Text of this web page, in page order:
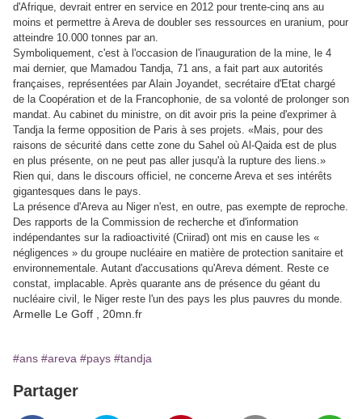
d'Afrique, devrait entrer en service en 2012 pour trente-cinq ans au
moins et permettre à Areva de doubler ses ressources en uranium, pour
atteindre 10.000 tonnes par an.
Symboliquement, c'est à l'occasion de l'inauguration de la mine, le 4
mai dernier, que Mamadou Tandja, 71 ans, a fait part aux autorités
françaises, représentées par Alain Joyandet, secrétaire d'Etat chargé
de la Coopération et de la Francophonie, de sa volonté de prolonger son
mandat. Au cabinet du ministre, on dit avoir pris la peine d'exprimer à
Tandja la ferme opposition de Paris à ses projets. «Mais, pour des
raisons de sécurité dans cette zone du Sahel où Al-Qaida est de plus
en plus présente, on ne peut pas aller jusqu'à la rupture des liens.»
Rien qui, dans le discours officiel, ne concerne Areva et ses intérêts
gigantesques dans le pays.
La présence d'Areva au Niger n'est, en outre, pas exempte de reproche.
Des rapports de la Commission de recherche et d'information
indépendantes sur la radioactivité (Criirad) ont mis en cause les «
négligences » du groupe nucléaire en matière de protection sanitaire et
environnementale. Autant d'accusations qu'Areva dément. Reste ce
constat, implacable. Après quarante ans de présence du géant du
nucléaire civil, le Niger reste l'un des pays les plus pauvres du monde.
Armelle Le Goff , 20mn.fr
#ans #areva #pays #tandja
Partager